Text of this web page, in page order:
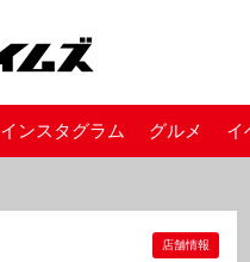
インスタグラム グルメ イ
店舗情報